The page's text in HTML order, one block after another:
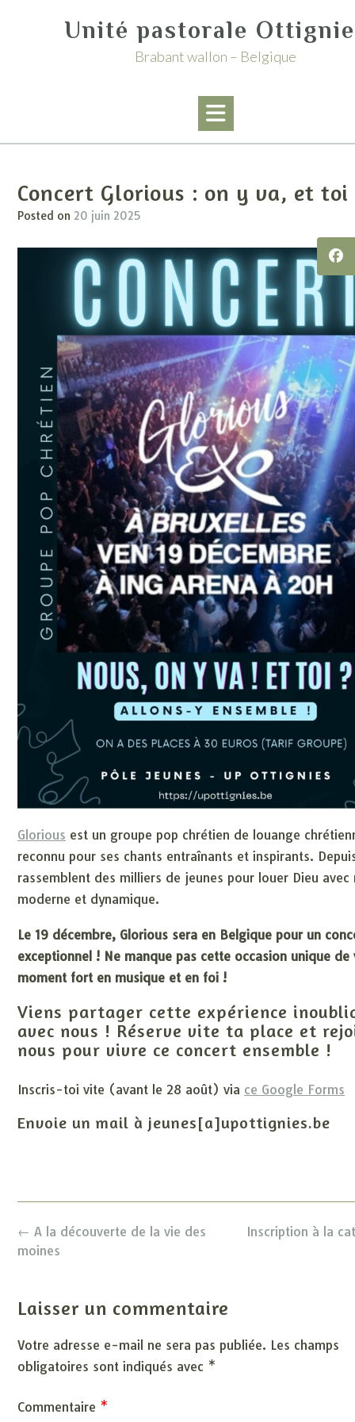
Unité pastorale
Brabant wallon – Belgique
Concert Glorious : on y va, et toi
Posted on 20 juin 2025
Glorious est un groupe pop chrétien de louange
reconnu pour ses chants entraînants et inspirants.
rassemblent des milliers de jeunes pour louer Dieu avec
moderne et dynamique.
Le 19 décembre, Glorious sera en Belgique pour un
exceptionnel ! Ne manque pas cette occasion unique de
moment fort en musique et en foi !
Viens partager cette expérience
avec nous ! Réserve vite ta place et
nous pour vivre ce concert ensemble !
Inscris-toi vite (avant le 28 août) via ce Google Forms
Envoie un mail à jeunes[a]upottignies.be
Post
navigation
Inscription à la
← A la découverte de la vie des
moines
Laisser un commentaire
Votre adresse e-mail ne sera pas publiée. Les champs
obligatoires sont indiqués avec *
Commentaire *